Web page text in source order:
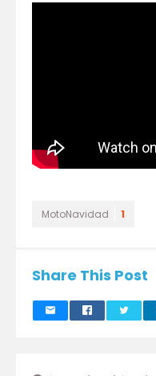
MotoNavidad 1
Share This Post